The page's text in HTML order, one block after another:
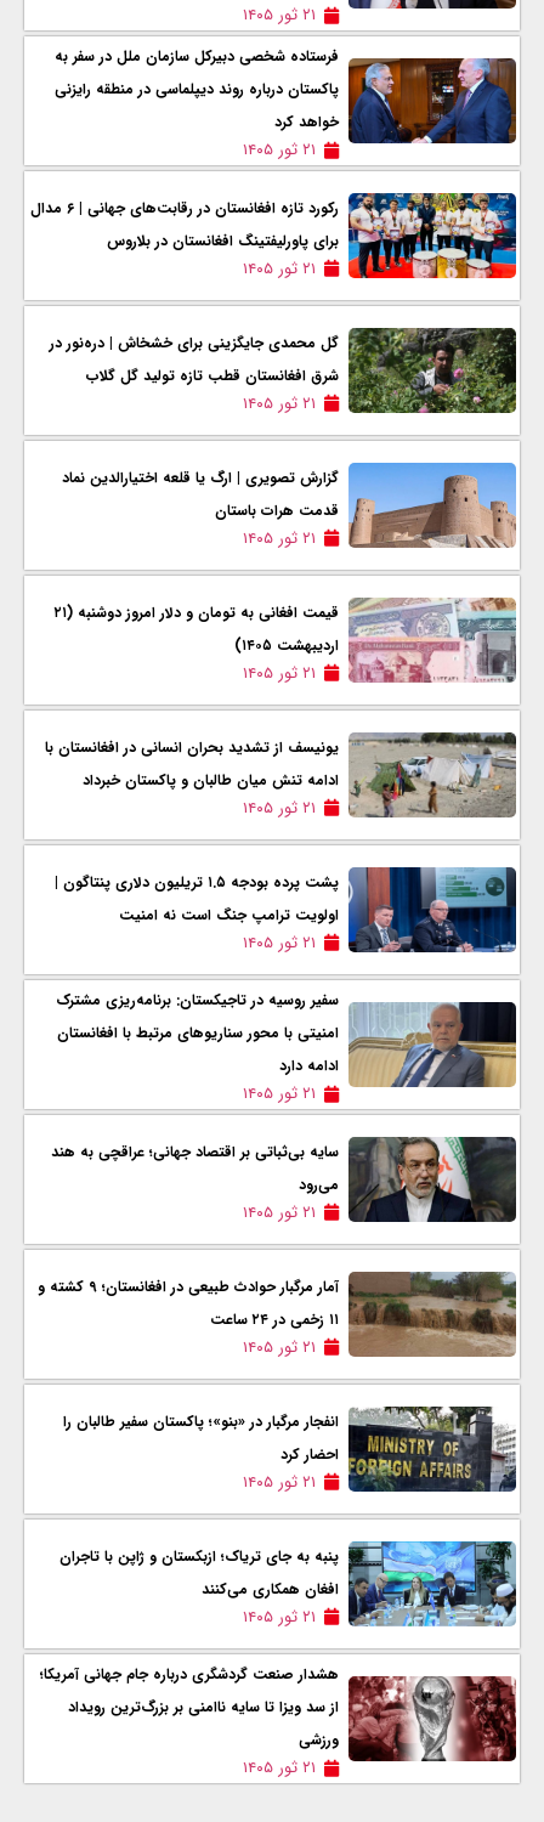
۲۱ ثور ۱۴۰۵
فرستاده شخصی دبیرکل سازمان ملل در سفر به
پاکستان درباره روند دیپلماسی در منطقه رایزنی
خواهد کرد
۲۱ ثور ۱۴۰۵
رکورد تازه افغانستان در رقابت‌های جهانی | ۶ مدال
برای پاورلیفتینگ افغانستان در بلاروس
۲۱ ثور ۱۴۰۵
گل محمدی جایگزینی برای خشخاش | دره‌نور در
شرق افغانستان قطب تازه تولید گل گلاب
۲۱ ثور ۱۴۰۵
گزارش تصویری | ارگ یا قلعه اختیارالدین نماد
قدمت هرات باستان
۲۱ ثور ۱۴۰۵
قیمت افغانی به تومان و دلار امروز دوشنبه (۲۱
اردیبهشت ۱۴۰۵)
۲۱ ثور ۱۴۰۵
یونیسف از تشدید بحران انسانی در افغانستان با
ادامه تنش‌ میان طالبان و پاکستان خبرداد
۲۱ ثور ۱۴۰۵
پشت پرده بودجه ۱.۵ تریلیون دلاری پنتاگون |
اولویت ترامپ جنگ است نه امنیت
۲۱ ثور ۱۴۰۵
سفیر روسیه در تاجیکستان: برنامه‌ریزی مشترک
امنیتی با محور سناریوهای مرتبط با افغانستان
ادامه دارد
۲۱ ثور ۱۴۰۵
سایه بی‌ثباتی بر اقتصاد جهانی؛ عراقچی به هند
می‌رود
۲۱ ثور ۱۴۰۵
آمار مرگبار حوادث طبیعی در افغانستان؛ ۹ کشته و
۱۱ زخمی در ۲۴ ساعت
۲۱ ثور ۱۴۰۵
انفجار مرگبار در «بنو»؛ پاکستان سفیر طالبان را
احضار کرد
۲۱ ثور ۱۴۰۵
پنبه به جای تریاک؛ ازبکستان و ژاپن با تاجران
افغان همکاری می‌کنند
۲۱ ثور ۱۴۰۵
هشدار صنعت گردشگری درباره جام جهانی آمریکا؛
از سد ویزا تا سایه ناامنی بر بزرگ‌ترین رویداد
ورزشی
۲۱ ثور ۱۴۰۵